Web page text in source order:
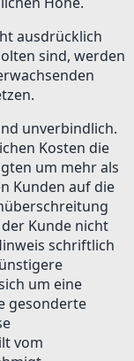
ausdrücklich
sind, werden
unverbindlich.
Kosten die
um mehr als
Kunden auf die
Kunde nicht
schriftlich
um eine
gesonderte
vom